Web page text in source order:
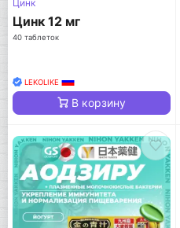
Цинк
Цинк 12 мг
40 таблеток
LEKOLIKE
В корзину